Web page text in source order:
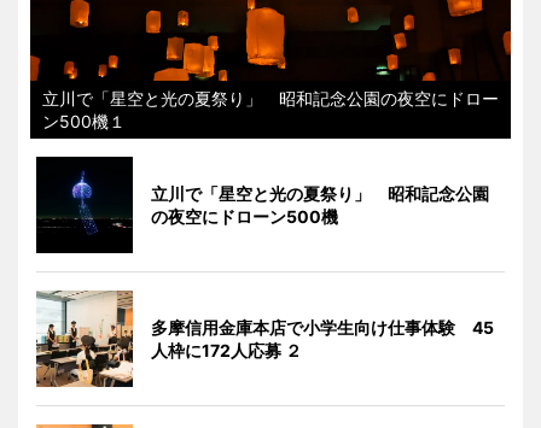
立川で「星空と光の夏祭り」 昭和記念公園の夜空にドロー
ン500機１
立川で「星空と光の夏祭り」 昭和記念公園
の夜空にドローン500機
多摩信用金庫本店で小学生向け仕事体験 45
人枠に172人応募 ２